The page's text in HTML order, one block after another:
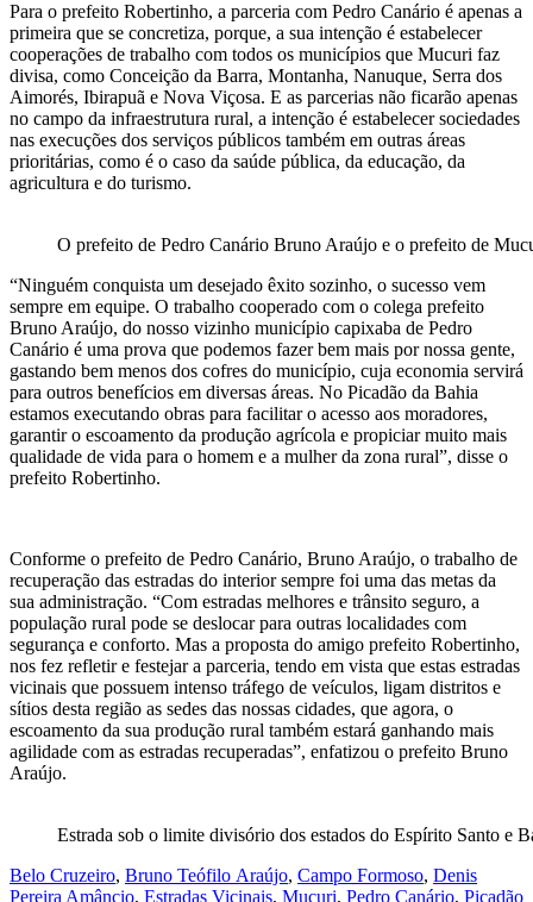
Para o prefeito Robertinho, a parceria com Pedro Canário é apenas a
primeira que se concretiza, porque, a sua intenção é estabelecer
cooperações de trabalho com todos os municípios que Mucuri faz
divisa, como Conceição da Barra, Montanha, Nanuque, Serra dos
Aimorés, Ibirapuã e Nova Viçosa. E as parcerias não ficarão apenas
no campo da infraestrutura rural, a intenção é estabelecer sociedades
nas execuções dos serviços públicos também em outras áreas
prioritárias, como é o caso da saúde pública, da educação, da
agricultura e do turismo.
O prefeito de Pedro Canário Bruno Araújo e o prefeito de
“Ninguém conquista um desejado êxito sozinho, o sucesso vem
sempre em equipe. O trabalho cooperado com o colega prefeito
Bruno Araújo, do nosso vizinho município capixaba de Pedro
Canário é uma prova que podemos fazer bem mais por nossa gente,
gastando bem menos dos cofres do município, cuja economia servirá
para outros benefícios em diversas áreas. No Picadão da Bahia
estamos executando obras para facilitar o acesso aos moradores,
garantir o escoamento da produção agrícola e propiciar muito mais
qualidade de vida para o homem e a mulher da zona rural”, disse o
prefeito Robertinho.
Conforme o prefeito de Pedro Canário, Bruno Araújo, o trabalho de
recuperação das estradas do interior sempre foi uma das metas da
sua administração. “Com estradas melhores e trânsito seguro, a
população rural pode se deslocar para outras localidades com
segurança e conforto. Mas a proposta do amigo prefeito Robertinho,
nos fez refletir e festejar a parceria, tendo em vista que estas estradas
vicinais que possuem intenso tráfego de veículos, ligam distritos e
sítios desta região as sedes das nossas cidades, que agora, o
escoamento da sua produção rural também estará ganhando mais
agilidade com as estradas recuperadas”, enfatizou o prefeito Bruno
Araújo.
Estrada sob o limite divisório dos estados do Espírito Santo
Belo Cruzeiro, Bruno Teófilo Araújo, Campo Formoso, Denis
Pereira Amâncio, Estradas Vicinais, Mucuri, Pedro Canário, Picadão